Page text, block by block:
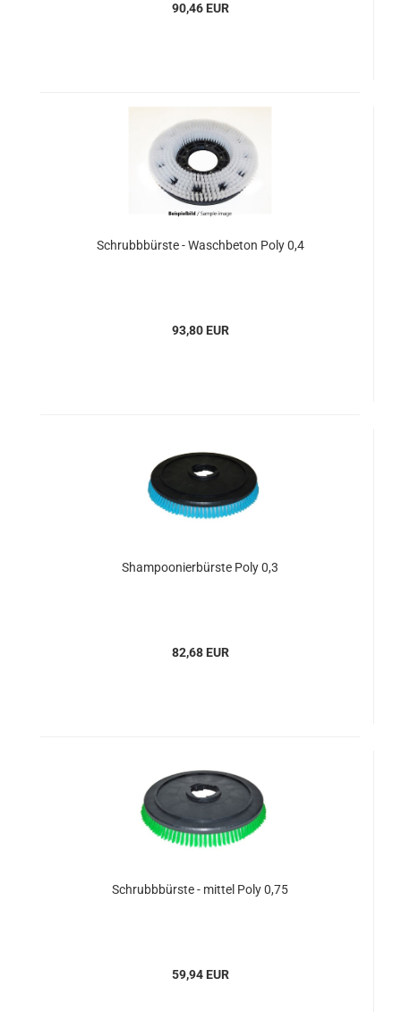
90,46 EUR
Schrubbbürste - Waschbeton Poly 0,4
93,80 EUR
Shampoonierbürste Poly 0,3
82,68 EUR
Schrubbbürste - mittel Poly 0,75
59,94 EUR